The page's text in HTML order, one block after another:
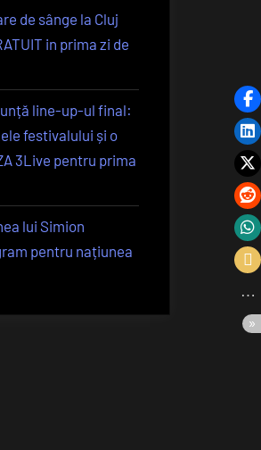
de sânge la Cluj
in prima zi de
line-up-ul final:
festivalului și o
3Live pentru prima
lui Simion
pentru națiunea